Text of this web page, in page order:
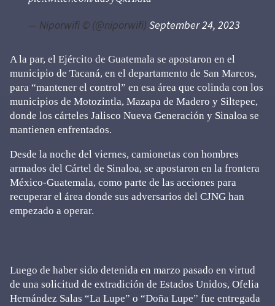
— Niporwifi © (@niporwifi) September 24, 2023
A la par, el Ejército de Guatemala se apostaron en el
municipio de Tacaná, en el departamento de San Marcos,
para “mantener el control” en esa área que colinda con los
municipios de Motozintla, Mazapa de Madero y Siltepec,
donde los cárteles Jalisco Nueva Generación y Sinaloa se
mantienen enfrentados.
Desde la noche del viernes, camionetas con hombres
armados del Cártel de Sinaloa, se apostaron en la frontera
México-Guatemala, como parte de las acciones para
recuperar el área donde sus adversarios del CJNG han
empezado a operar.
Luego de haber sido detenida en marzo pasado en virtud
de una solicitud de extradición de Estados Unidos, Ofelia
Hernández Salas “La Lupe” o “Doña Lupe” fue entregada